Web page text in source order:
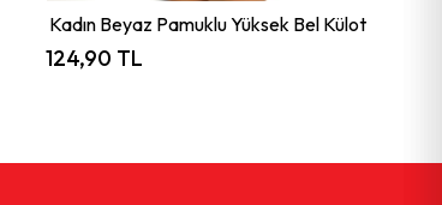
Kadın Beyaz Pamuklu Yüksek Bel Külot
124,90 TL